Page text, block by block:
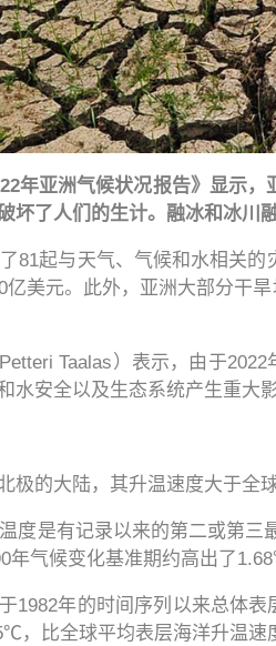
年亚洲气候状况报告》显示
坏了人们的生计。融冰和冰川
81起与天气、气候和水相关
美元。此外，亚洲大部分干
Taalas）表示，由于
水安全以及生态系统产生重大影
极的大陆，其升温速度大于全球
度是有记录以来的第二或第
年气候变化基准期约高出了
1982年的时间序列以来总体
，比全球平均表层海洋升温速